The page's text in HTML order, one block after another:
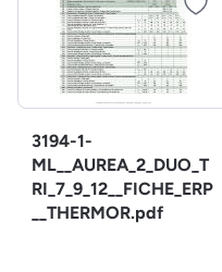
3194-1-
ML__AUREA_2_DUO_T
RI_7_9_12__FICHE_ERP
__THERMOR.pdf